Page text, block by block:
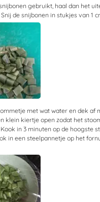
gebruikt, haal dan het
de snijbonen in stukjes van 1
met wat water en dek af
klein kiertje open zodat het
Kook in3 minuten op de hoogste
in een steelpannetje op het